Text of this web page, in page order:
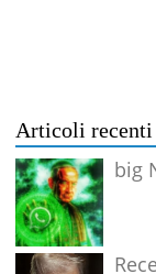
Articoli recenti
big